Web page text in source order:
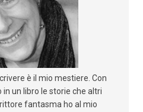
è il mio mestiere. Con
un libro le storie che altri
fantasma ho al mio